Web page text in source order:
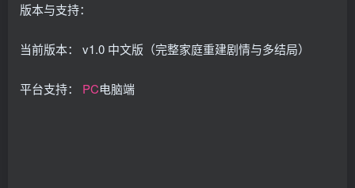
版本与支持：
当前版本： v1.0 中文版（完整家庭重建剧情与多结局）
平台支持： PC电脑端